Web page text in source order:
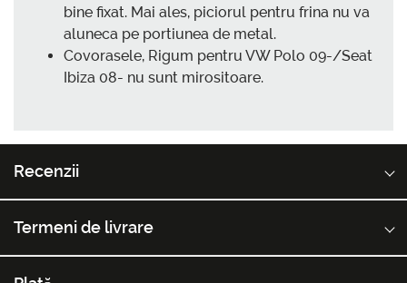
bine fixat. Mai ales, piciorul pentru frina nu va
aluneca pe portiunea de metal.
Covorasele, Rigum pentru VW Polo 09-/Seat
Ibiza 08- nu sunt mirositoare.
Recenzii
Termeni de livrare